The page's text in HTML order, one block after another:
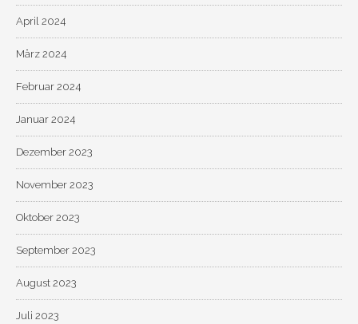
April 2024
März 2024
Februar 2024
Januar 2024
Dezember 2023
November 2023
Oktober 2023
September 2023
August 2023
Juli 2023